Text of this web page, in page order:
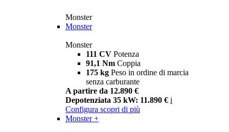
Monster
Monster
Monster
111 CV Potenza
91,1 Nm Coppia
175 kg Peso in ordine di marcia
senza carburante
A partire da 12.890 €
Depotenziata 35 kW: 11.890 € i
Configura scopri di più
Monster +